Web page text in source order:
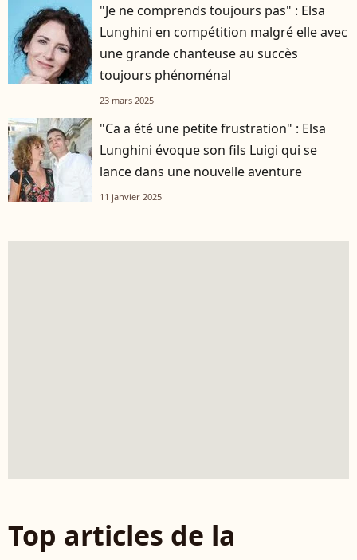
"Je ne comprends toujours pas" : Elsa
Lunghini en compétition malgré elle avec
une grande chanteuse au succès
toujours phénoménal
23 mars 2025
"Ca a été une petite frustration" : Elsa
Lunghini évoque son fils Luigi qui se
lance dans une nouvelle aventure
11 janvier 2025
Top articles de la